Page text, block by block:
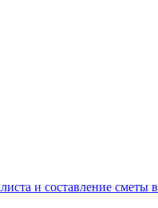
и составление сметы в